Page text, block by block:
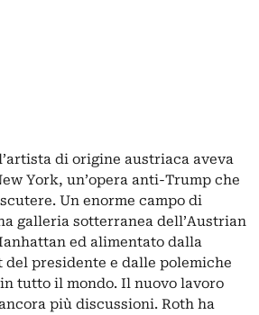
di origine austriaca aveva
York, un’opera anti-Trump che
Un enorme campo di
galleria sotterranea dell’Austrian
ed alimentato dalla
presidente e dalle polemiche
tutto il mondo. Il nuovo lavoro
più discussioni. Roth ha